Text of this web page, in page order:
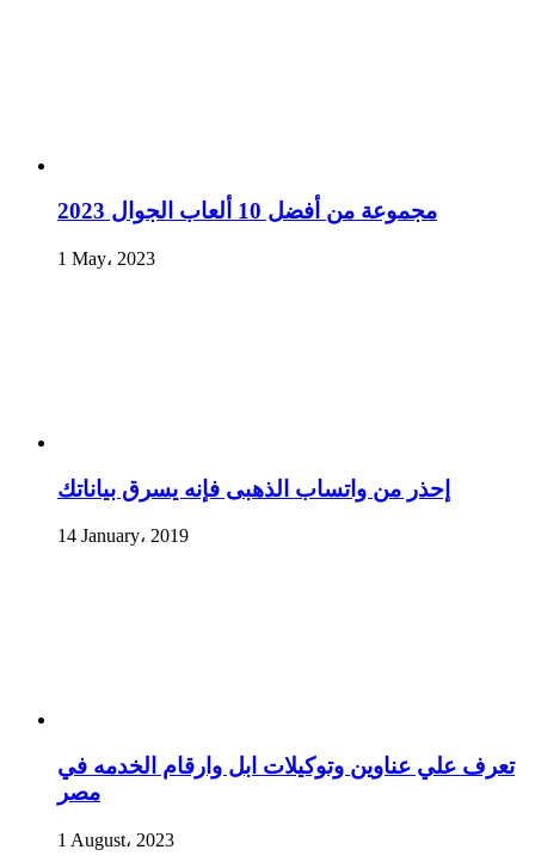
مجموعة من أفضل 10 ألعاب الجوال 2023
1 May، 2023
إحذر من واتساب الذهبى فإنه يسرق بياناتك
14 January، 2019
تعرف علي عناوين وتوكيلات ابل وارقام الخدمه في
مصر
1 August، 2023